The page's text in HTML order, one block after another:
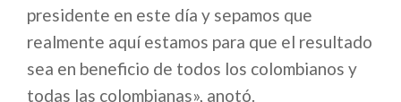
presidente en este día y sepamos que
realmente aquí estamos para que el resultado
sea en beneficio de todos los colombianos y
todas las colombianas», anotó.